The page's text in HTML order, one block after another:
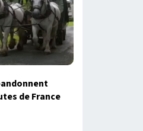
de France